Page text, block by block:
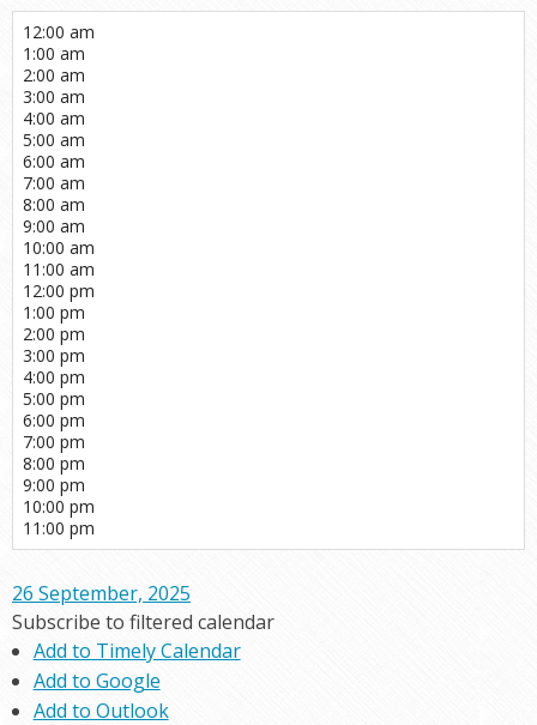
12:00 am
1:00 am
2:00 am
3:00 am
4:00 am
5:00 am
6:00 am
7:00 am
8:00 am
9:00 am
10:00 am
11:00 am
12:00 pm
1:00 pm
2:00 pm
3:00 pm
4:00 pm
5:00 pm
6:00 pm
7:00 pm
8:00 pm
9:00 pm
10:00 pm
11:00 pm
26 September, 2025
Subscribe to filtered calendar
Add to Timely Calendar
Add to Google
Add to Outlook